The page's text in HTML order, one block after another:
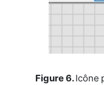
​Figure 6.Icône